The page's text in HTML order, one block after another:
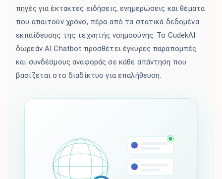
πηγές για έκτακτες ειδήσεις, ενημερώσεις και θέματα
που απαιτούν χρόνο, πέρα από τα στατικά δεδομένα
εκπαίδευσης της τεχνητής νοημοσύνης. Το CudekAI
δωρεάν AI Chatbot προσθέτει έγκυρες παραπομπές
και συνδέσμους αναφοράς σε κάθε απάντηση που
βασίζεται στο διαδίκτυο για επαλήθευση.